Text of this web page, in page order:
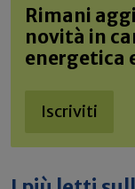
Rimani
novità in
energetica
Iscriviti